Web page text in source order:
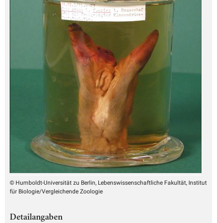
© Humboldt-Universität zu Berlin, Lebenswissenschaftliche Fakultät, Institut
für Biologie/Vergleichende Zoologie
Detailangaben